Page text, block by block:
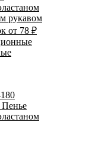
рукавом
от 78 ₽